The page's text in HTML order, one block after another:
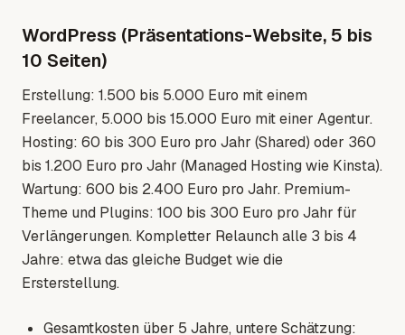
WordPress (Präsentations-Website, 5 bis
10 Seiten)
Erstellung: 1.500 bis 5.000 Euro mit einem
Freelancer, 5.000 bis 15.000 Euro mit einer Agentur.
Hosting: 60 bis 300 Euro pro Jahr (Shared) oder 360
bis 1.200 Euro pro Jahr (Managed Hosting wie Kinsta).
Wartung: 600 bis 2.400 Euro pro Jahr. Premium-
Theme und Plugins: 100 bis 300 Euro pro Jahr für
Verlängerungen. Kompletter Relaunch alle 3 bis 4
Jahre: etwa das gleiche Budget wie die
Ersterstellung.
Gesamtkosten über 5 Jahre, untere Schätzung: